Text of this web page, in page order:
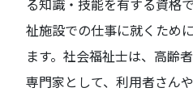
る知識・技能を有する資格
祉施設での仕事に就くため
ます。社会福祉士は、高齢
専門家として、利用者さん